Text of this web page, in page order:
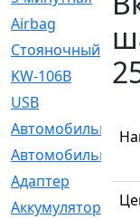
Airbag
Cтояночный
KW-106B
USB
Автомобильное
Автомобильный
Адаптер
Аккумулятор